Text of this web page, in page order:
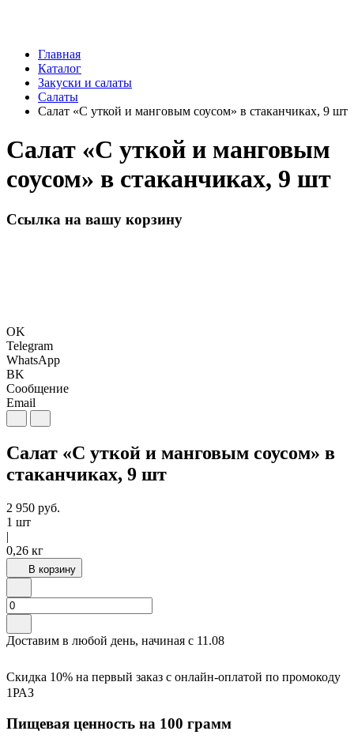
Главная
Каталог
Закуски и салаты
Салаты
Салат «С уткой и манговым соусом» в стаканчиках, 9 шт
Салат «С уткой и манговым
соусом» в стаканчиках, 9 шт
Ссылка на вашу корзину
OK
Telegram
WhatsApp
BK
Сообщение
Email
Салат «С уткой и манговым соусом» в
стаканчиках, 9 шт
2 950 руб.
1 шт
|
0,26 кг
В корзину
Доставим в любой день, начиная с 11.08
Скидка 10% на первый заказ с онлайн-оплатой по промокоду
1РАЗ
Пищевая ценность на 100 грамм